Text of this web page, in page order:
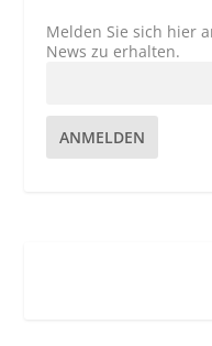
Melden Sie sich hier
News zu erhalten.
ANMELDEN